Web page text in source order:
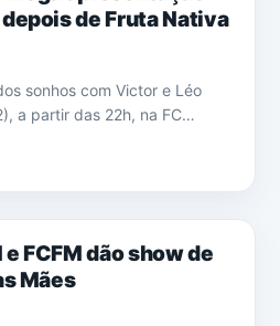
de Fruta Nativa
sonhos com Victor e Léo
a partir das 22h, na FC…
FCFM dão show de
Mães